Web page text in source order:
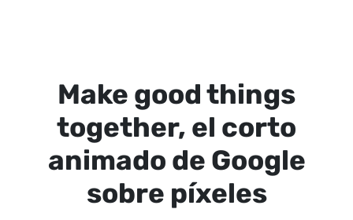
Make good things
together, el corto
animado de Google
sobre píxeles